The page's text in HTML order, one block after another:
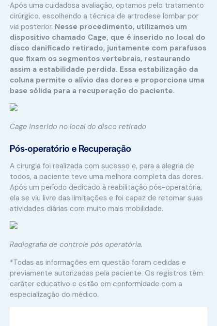
Após uma cuidadosa avaliação, optamos pelo tratamento
cirúrgico, escolhendo a técnica de artrodese lombar por
via posterior. Nesse procedimento, utilizamos um
dispositivo chamado Cage, que é inserido no local do
disco danificado retirado, juntamente com parafusos
que fixam os segmentos vertebrais, restaurando
assim a estabilidade perdida. Essa estabilização da
coluna permite o alívio das dores e proporciona uma
base sólida para a recuperação do paciente.
Cage inserido no local do disco retirado
Pós-operatório e Recuperação
A cirurgia foi realizada com sucesso e, para a alegria de
todos, a paciente teve uma melhora completa das dores.
Após um período dedicado à reabilitação pós-operatória,
ela se viu livre das limitações e foi capaz de retomar suas
atividades diárias com muito mais mobilidade.
Radiografia de controle pós operatória.
*Todas as informações em questão foram cedidas e
previamente autorizadas pela paciente. Os registros têm
caráter educativo e estão em conformidade com a
especialização do médico.